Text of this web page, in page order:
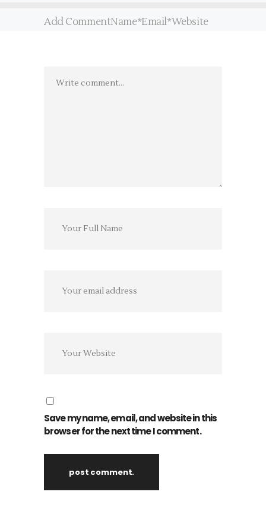
Add CommentName*Email*Website
Save my name, email, and website in this
browser for the next time I comment.